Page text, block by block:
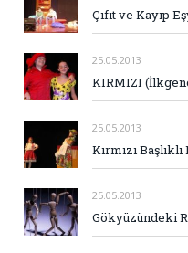
Çıfıt ve Kayıp
25.05.2013
KIRMIZI
25.05.2013
Kırmızı
25.05.2013
Gökyüzündeki